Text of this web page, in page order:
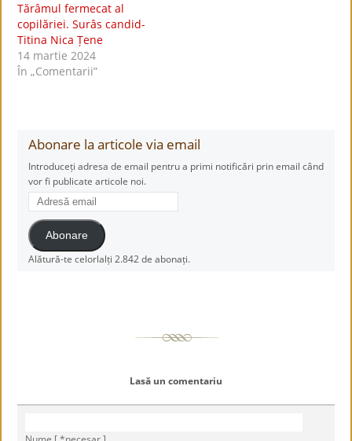
Tărâmul fermecat al
copilăriei. Surâs candid-
Titina Nica Țene
14 martie 2024
În „Comentarii”
Abonare la articole via email
Introduceți adresa de email pentru a primi notificări prin email când
vor fi publicate articole noi.
Adresă
email
Abonare
Alătură-te celorlalți 2.842 de abonați.
Lasă un comentariu